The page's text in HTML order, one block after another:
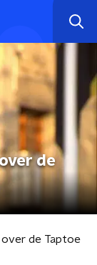
de
de Taptoe